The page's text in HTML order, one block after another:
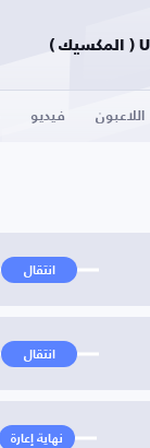
اللاعبون فيديو
انتقال
انتقال
نهاية إعارة